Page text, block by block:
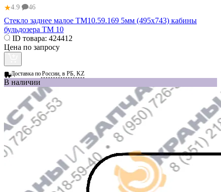
★4.9 46
Стекло заднее малое ТМ10.59.169 5мм (495x743) кабины
бульдозера ТМ 10
ID товара: 424412
Цена по запросу
Доставка поРоссии, в РБ, KZ
В наличии